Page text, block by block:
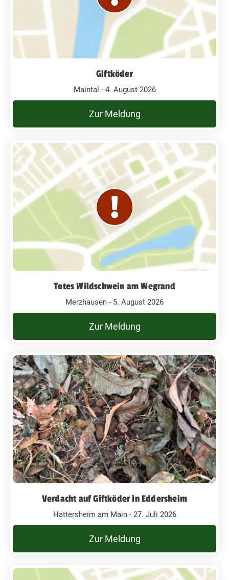
Giftköder
Maintal - 4. August 2026
Zur Meldung
Totes Wildschwein am Wegrand
Merzhausen - 5. August 2026
Zur Meldung
Verdacht auf Giftköder in Eddersheim
Hattersheim am Main - 27. Juli 2026
Zur Meldung